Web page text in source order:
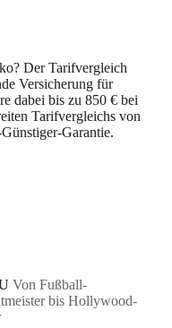
Der Tarifvergleich
Versicherung für
dabei bis zu 850 € bei
Tarifvergleichs von
Garantie.
Von Fußball-
bis Hollywood-